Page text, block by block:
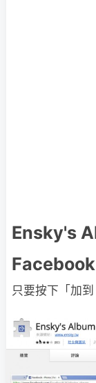
Ensky's
Facebook
只要按下「加